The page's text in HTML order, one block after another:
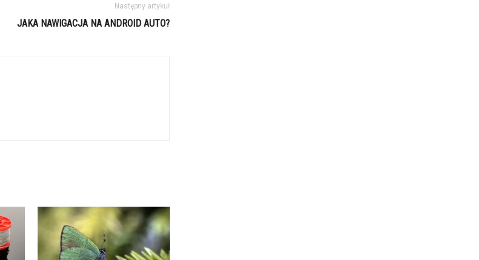
Następny artykuł
JAKA NAWIGACJA NA ANDROID AUTO?